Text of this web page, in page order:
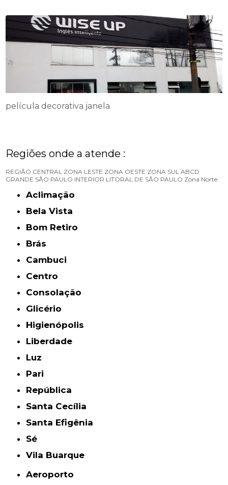
película decorativa janela
Regiões onde a atende :
REGIÃO CENTRAL ZONA LESTE ZONA OESTE ZONA SUL ABCD
GRANDE SÃO PAULO INTERIOR LITORAL DE SÃO PAULO Zona Norte
Aclimação
Bela Vista
Bom Retiro
Brás
Cambuci
Centro
Consolação
Glicério
Higienópolis
Liberdade
Luz
Pari
República
Santa Cecília
Santa Efigênia
Sé
Vila Buarque
Aeroporto